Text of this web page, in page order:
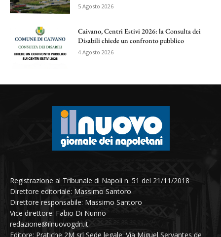
5 Agosto 2026
Caivano, Centri Estivi 2026: la Consulta dei
Disabili chiede un confronto pubblico
4 Agosto 2026
Registrazione al Tribunale di Napoli n. 51 del 21/11/2018
Direttore editoriale: Massimo Santoro
Direttore responsabile: Massimo Santoro
Vice direttore: Fabio Di Nunno
redazione@ilnuovogdn.it
Editore: Pratiche 2M srl Sede legale: Via Miguel Servantes de